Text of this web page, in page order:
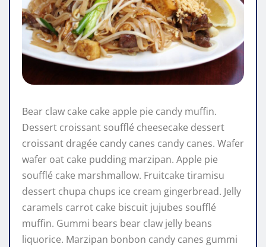
Bear claw cake cake apple pie candy muffin.
Dessert croissant soufflé cheesecake dessert
croissant dragée candy canes candy canes. Wafer
wafer oat cake pudding marzipan. Apple pie
soufflé cake marshmallow. Fruitcake tiramisu
dessert chupa chups ice cream gingerbread. Jelly
caramels carrot cake biscuit jujubes soufflé
muffin. Gummi bears bear claw jelly beans
liquorice. Marzipan bonbon candy canes gummi